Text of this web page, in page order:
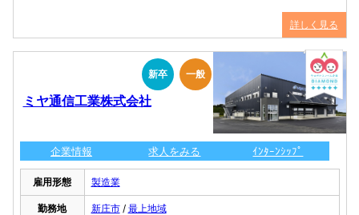
詳しく見る
新卒 一般
ミヤ通信工業株式会社
企業情報 求人をみる ｲﾝﾀｰﾝｼｯﾌﾟ
雇用形態 製造業
勤務地 新庄市/ 最上地域